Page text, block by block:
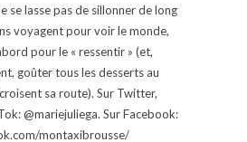
se lasse pas de sillonner de long
voyagent pour voir le monde,
pour le « ressentir » (et,
goûter tous les desserts au
sa route). Sur Twitter,
@mariejuliega. Sur Facebook:
montaxibrousse/